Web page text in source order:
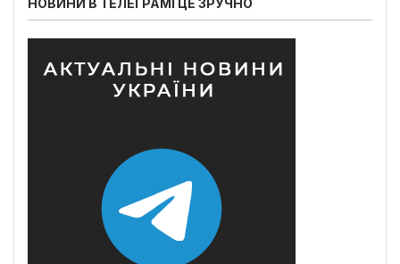
НОВИНИ В ТЕЛЕГРАМІ ЦЕ ЗРУЧНО